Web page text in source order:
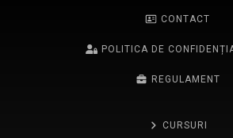
CONTACT
POLITICA DE
REGULAMENT
CURSURI